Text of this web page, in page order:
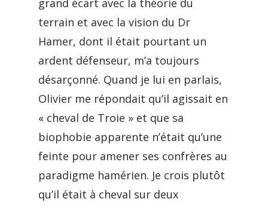
grand écart avec la théorie du
terrain et avec la vision du Dr
Hamer, dont il était pourtant un
ardent défenseur, m’a toujours
désarçonné. Quand je lui en parlais,
Olivier me répondait qu’il agissait en
« cheval de Troie » et que sa
biophobie apparente n’était qu’une
feinte pour amener ses confrères au
paradigme hamérien. Je crois plutôt
qu’il était à cheval sur deux